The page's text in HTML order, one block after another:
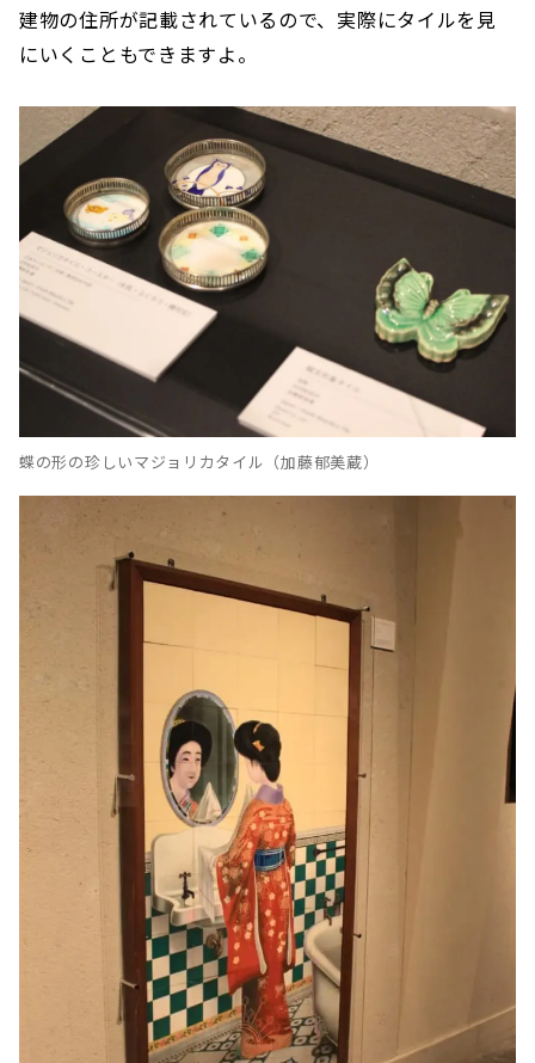
建物の住所が記載されているので、実際にタイルを見
にいくこともできますよ。
蝶の形の珍しいマジョリカタイル（加藤郁美蔵）